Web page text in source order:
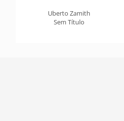
Uberto Zamith
Sem Título